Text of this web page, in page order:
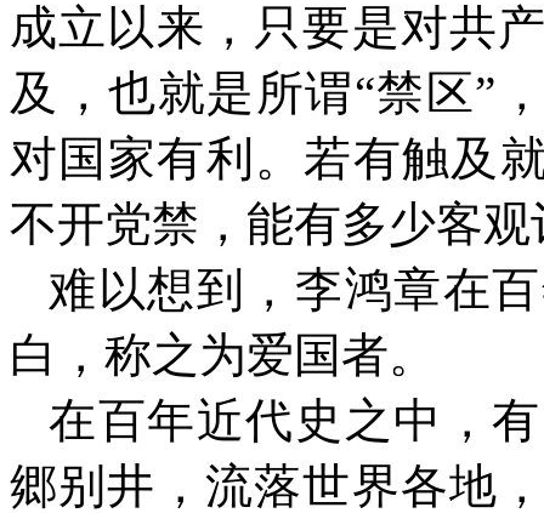
成立以来，只要是对共
及，也就是所谓“禁区”
对国家有利。若有触及
不开党禁，能有多少客
难以想到，李鸿章在
白，称之为爱国者。
在百年近代史之中，
郷别井，流落世界各地